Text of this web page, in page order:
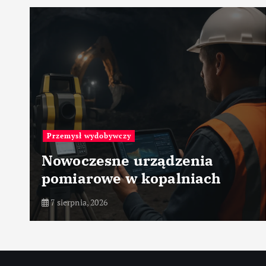
Materiały
Ceramika tlenkowa Al2O3 –
ceramika – zastosowanie w
przemyśle
7 sierpnia, 2026